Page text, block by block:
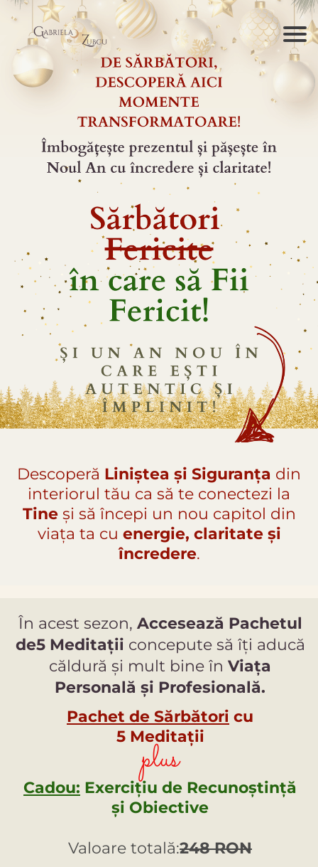
Descoperă Liniștea și Siguranța din
interiorul tău ca să te conectezi la
Tineși să începi un nou capitol din
viața ta cu energie, claritate și
încredere.
În acest sezon, Accesează Pachetul
de5 Meditații concepute să îți aducă
căldură și mult bine în Viața
Personală și Profesională.
Pachet de Sărbători cu
5 Meditații
plus
Cadou: Exercițiu de Recunoștință
și Obiective
Valoare totală:248 RON